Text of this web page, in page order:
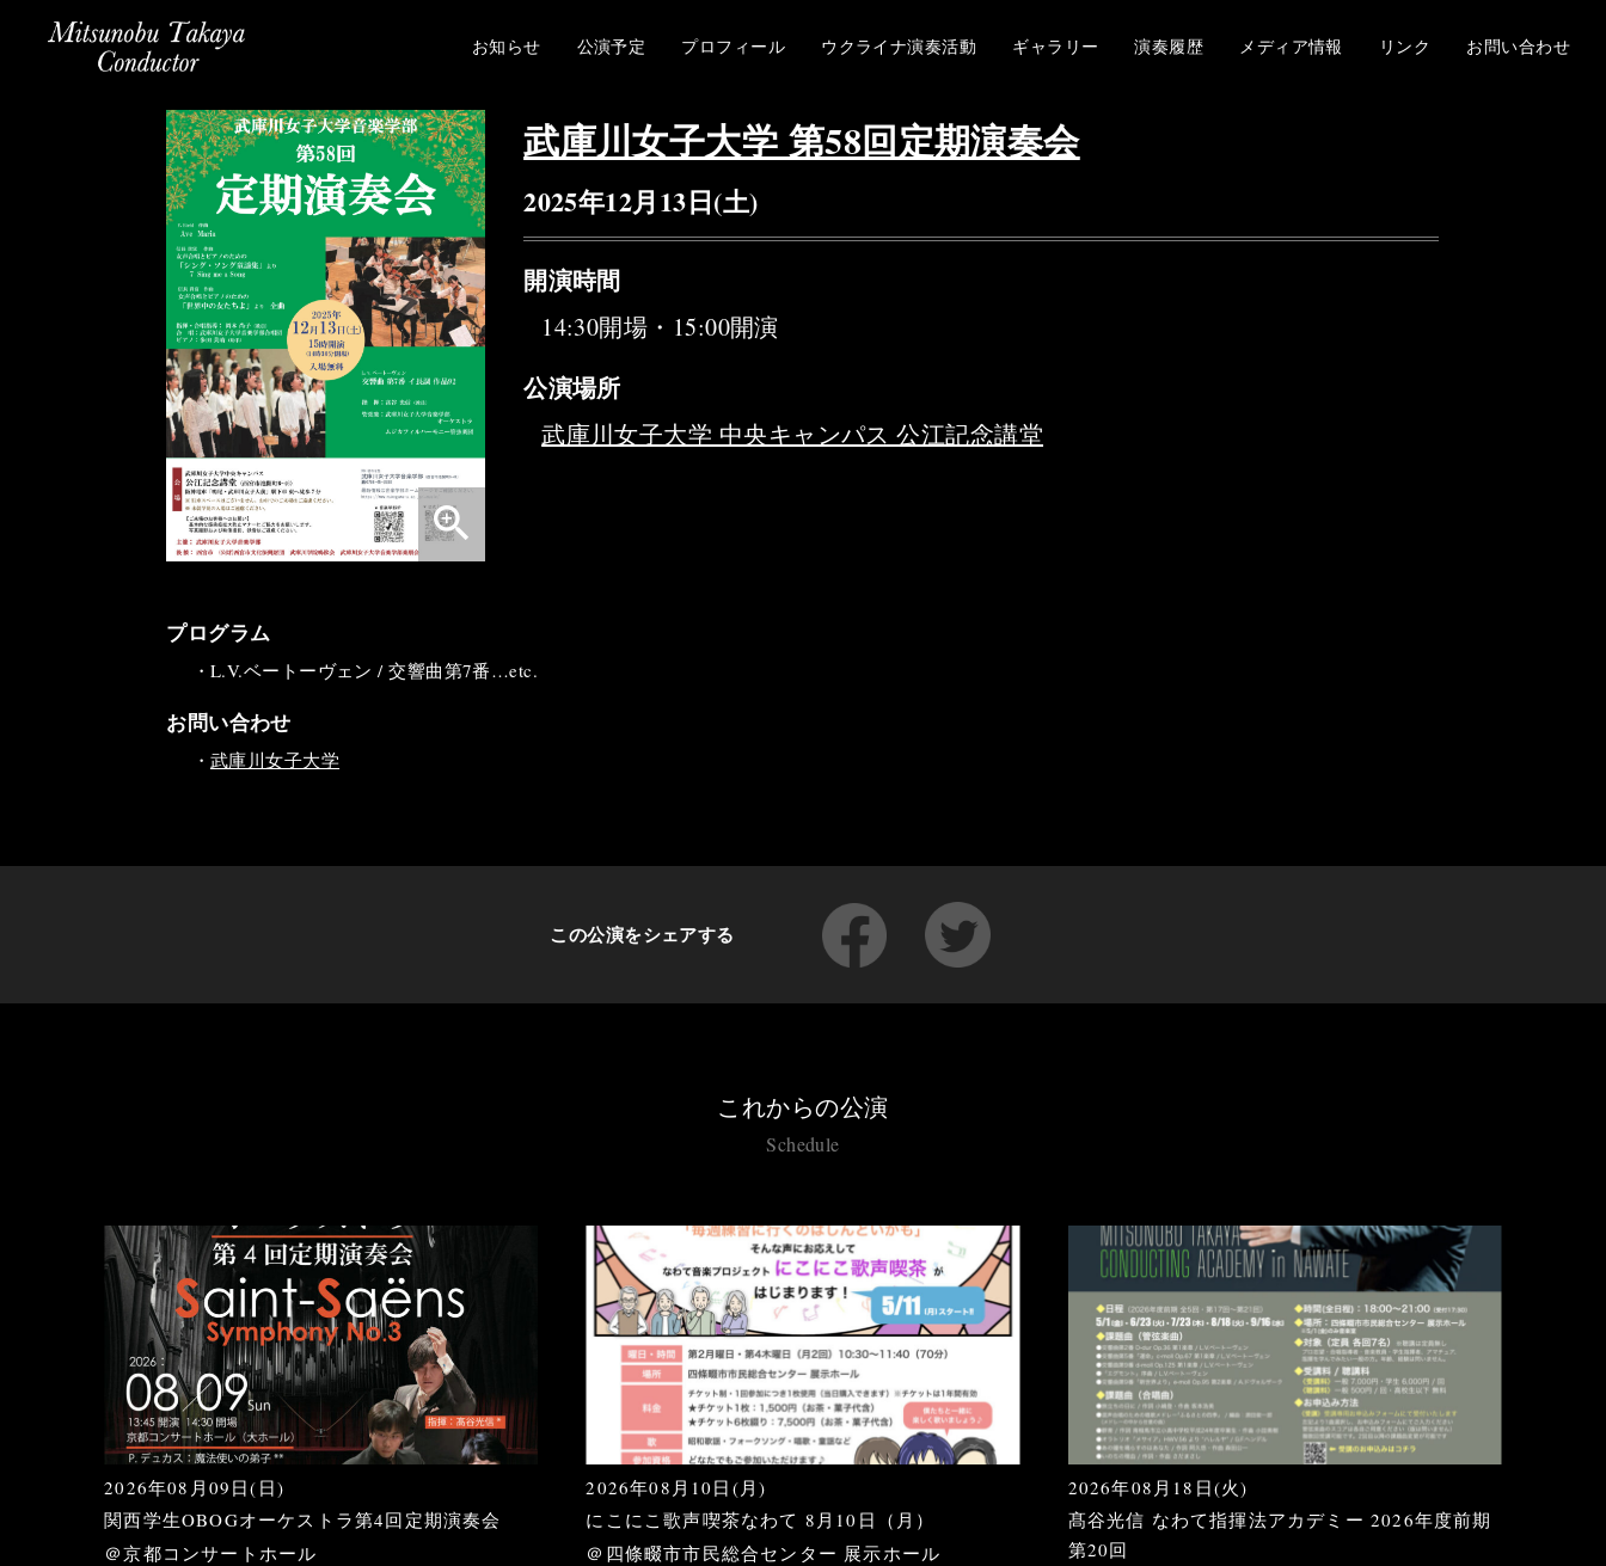
お知らせ 公演予定 プロフィール ウクライナ演奏活動 ギャラリー 演奏履歴 メディア情報 リンク お問い合わせ
zoom_in
武庫川女子大学 第58回定期演奏会
2025年12月13日(土)
開演時間
14:30開場・15:00開演
公演場所
武庫川女子大学 中央キャンパス 公江記念講堂
プログラム
・L.V.ベートーヴェン / 交響曲第7番…etc.
お問い合わせ
・ 武庫川女子大学
この公演をシェアする
これからの公演
Schedule
2026年08月09日(日)
関西学生OBOGオーケストラ第4回定期演奏会
＠京都コンサートホール
2026年08月10日(月)
にこにこ歌声喫茶なわて 8月10日（月）
＠四條畷市市民総合センター 展示ホール
2026年08月18日(火)
髙谷光信 なわて指揮法アカデミー 2026年度前期
第20回